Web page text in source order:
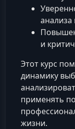
анализа
и
Этот курс
динамику
применять
жизни.